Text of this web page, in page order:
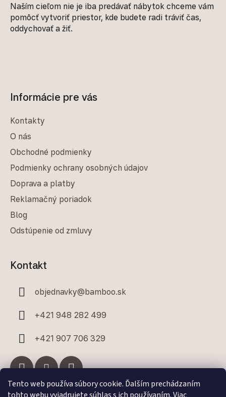
Tento web používa súbory cookie. Ďalším prechádzaním
Naším cieľom nie je iba predávať nábytok chceme vám
pomôcť vytvoriť priestor, kde budete radi tráviť čas,
oddychovať a žiť.
Informácie pre vás
Kontakty
O nás
Obchodné podmienky
Podmienky ochrany osobných údajov
Doprava a platby
Reklamačný poriadok
Blog
Odstúpenie od zmluvy
Kontakt
objednavky@bamboo.sk
+421 948 282 499
+421 907 706 329